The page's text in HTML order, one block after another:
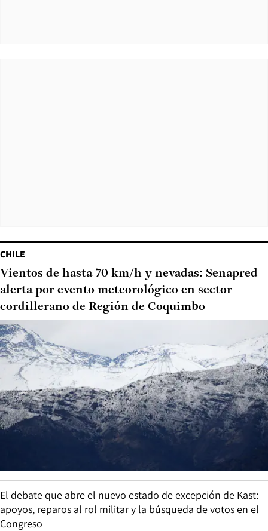
CHILE
Vientos de hasta 70 km/h y nevadas: Senapred
alerta por evento meteorológico en sector
cordillerano de Región de Coquimbo
El debate que abre el nuevo estado de excepción de Kast:
apoyos, reparos al rol militar y la búsqueda de votos en el
Congreso